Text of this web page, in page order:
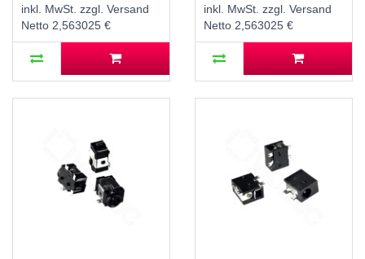
inkl. MwSt. zzgl. Versand
Netto 2,563025 €
inkl. MwSt. zzgl. Versand
Netto 2,563025 €